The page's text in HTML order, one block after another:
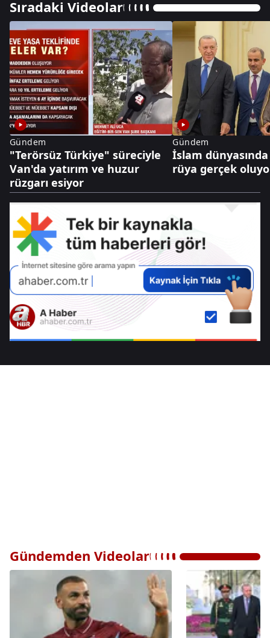
Sıradaki Videolar
Gündem
"Terörsüz Türkiye" süreciyle
Van'da yatırım ve huzur
rüzgarı esiyor
Gündem
İslam dünyasında
rüya gerçek
Gündemden Videolar